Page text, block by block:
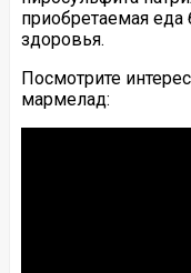
приобретаемая еда
здоровья.
Посмотрите
мармелад: